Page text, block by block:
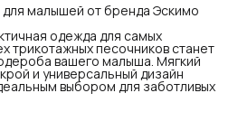
малышей от бренда Эскимо
одежда для самых
трикотажных песочников станет
вашего малыша. Мягкий
и универсальный дизайн
выбором для заботливых